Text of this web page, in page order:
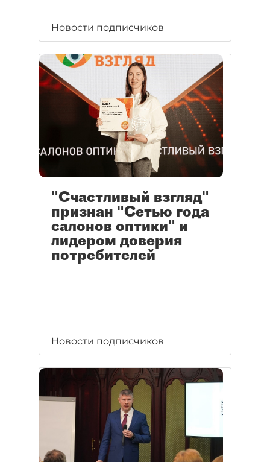
Новости подписчиков
"Счастливый взгляд"
признан "Сетью года
салонов оптики" и
лидером доверия
потребителей
Новости подписчиков